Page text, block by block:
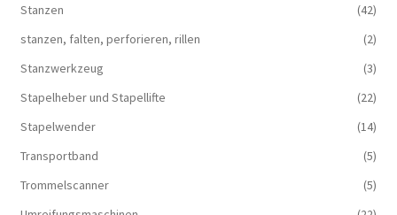
Stanzen
(42)
stanzen, falten, perforieren, rillen
(2)
Stanzwerkzeug
(3)
Stapelheber und Stapellifte
(22)
Stapelwender
(14)
Transportband
(5)
Trommelscanner
(5)